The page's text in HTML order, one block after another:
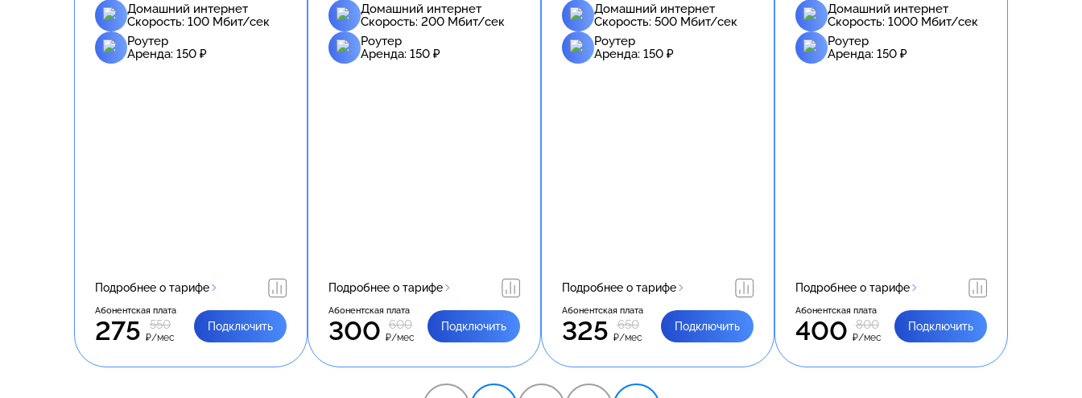
Домашний интернет
Скорость: 100 Мбит/сек
Роутер
Аренда: 150 ₽
Подробнее о тарифе
Абонентская плата
275 550
₽/мес
Подключить
Домашний интернет
Скорость: 200 Мбит/сек
Роутер
Аренда: 150 ₽
Подробнее о тарифе
Абонентская плата
300 600
₽/мес
Подключить
Домашний интернет
Скорость: 500 Мбит/сек
Роутер
Аренда: 150 ₽
Подробнее о тарифе
Абонентская плата
325 650
₽/мес
Подключить
Домашний интернет
Скорость: 1000 Мбит/сек
Роутер
Аренда: 150 ₽
Подробнее о тарифе
Абонентская плата
400 800
₽/мес
Подключить